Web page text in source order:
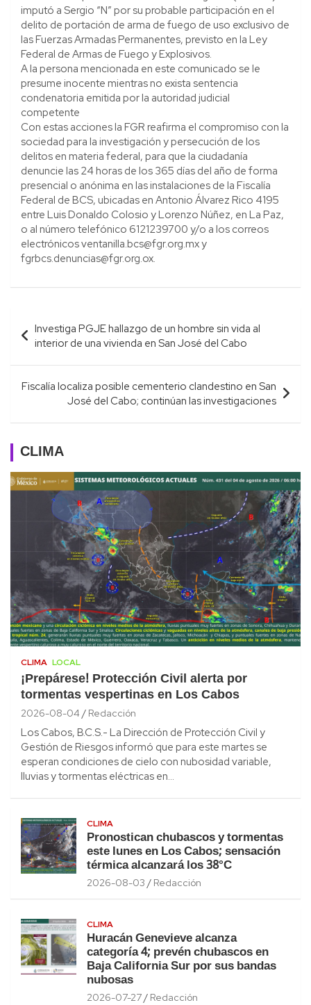
imputó a Sergio “N” por su probable participación en el
delito de portación de arma de fuego de uso exclusivo de
las Fuerzas Armadas Permanentes, previsto en la Ley
Federal de Armas de Fuego y Explosivos.
A la persona mencionada en este comunicado se le
presume inocente mientras no exista sentencia
condenatoria emitida por la autoridad judicial
competente
Con estas acciones la FGR reafirma el compromiso con la
sociedad para la investigación y persecución de los
delitos en materia federal, para que la ciudadanía
denuncie las 24 horas de los 365 días del año de forma
presencial o anónima en las instalaciones de la Fiscalía
Federal de BCS, ubicadas en Antonio Álvarez Rico 4195
entre Luis Donaldo Colosio y Lorenzo Núñez, en La Paz,
o al número telefónico 6121239700 y/o a los correos
electrónicos ventanilla.bcs@fgr.org.mx y
fgrbcs.denuncias@fgr.org.ox.
Navegación
de
entradas
Investiga PGJE hallazgo de un hombre sin vida al
interior de una vivienda en San José del Cabo
Fiscalía localiza posible cementerio clandestino en San
José del Cabo; continúan las investigaciones
CLIMA
CLIMA LOCAL
¡Prepárese! Protección Civil alerta por
tormentas vespertinas en Los Cabos
2026-08-04 Redacción
Los Cabos, B.C.S.- La Dirección de Protección Civil y
Gestión de Riesgos informó que para este martes se
esperan condiciones de cielo con nubosidad variable,
lluvias y tormentas eléctricas en…
CLIMA
Pronostican chubascos y tormentas
este lunes en Los Cabos; sensación
térmica alcanzará los 38°C
2026-08-03 Redacción
CLIMA
Huracán Genevieve alcanza
categoría 4; prevén chubascos en
Baja California Sur por sus bandas
nubosas
2026-07-27 Redacción